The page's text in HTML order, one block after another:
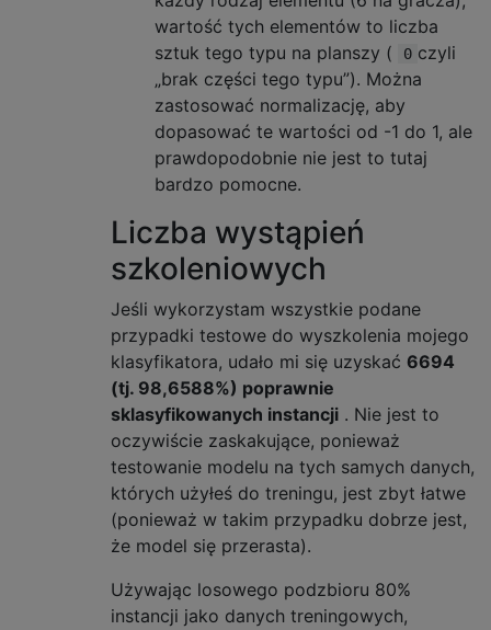
wartość tych elementów to liczba
sztuk tego typu na planszy (
0 czyli
„brak części tego typu”). Można
zastosować normalizację, aby
dopasować te wartości od -1 do 1, ale
prawdopodobnie nie jest to tutaj
bardzo pomocne.
Liczba wystąpień
szkoleniowych
Jeśli wykorzystam wszystkie podane
przypadki testowe do wyszkolenia mojego
klasyfikatora, udało mi się uzyskać 6694
(tj. 98,6588%) poprawnie
sklasyfikowanych instancji . Nie jest to
oczywiście zaskakujące, ponieważ
testowanie modelu na tych samych danych,
których użyłeś do treningu, jest zbyt łatwe
(ponieważ w takim przypadku dobrze jest,
że model się przerasta).
Używając losowego podzbioru 80%
instancji jako danych treningowych,